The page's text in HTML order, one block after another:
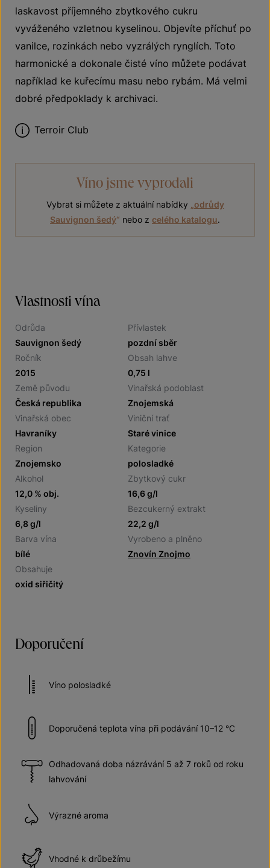
laskavost příjemného zbytkového cukru
vyváženého vzletnou kyselinou. Objevíte příchuť po
vanilce, rozinkách nebo vyzrálých rynglích. Toto
harmonické a dokonale čisté víno můžete podávat
například ke kuřecímu masu nebo rybám. Má velmi
dobré předpoklady k archivaci.
Terroir Club
Víno jsme vyprodali
Vybrat si můžete z aktuální nabídky
odrůdy
Sauvignon šedý“ nebo z celého katalogu.
Vlastnosti vína
Odrůda
Sauvignon šedý
Přívlastek
pozdní sběr
Ročník
2015
Obsah lahve
0,75 l
Země původu
Česká republika
Vinařská podoblast
Znojemská
Vinařská obec
Havraníky
Viniční trať
Staré vinice
Region
Znojemsko
Kategorie
polosladké
Alkohol
12,0 % obj.
Zbytkový cukr
16,6 g/l
Kyseliny
6,8 g/l
Bezcukerný extrakt
22,2 g/l
Barva vína
bílé
Vyrobeno a plněno
Znovín Znojmo
Obsahuje
oxid siřičitý
Doporučení
Víno polosladké
Doporučená teplota vína při podávání 10–12 °C
Odhadovaná doba názrávání 5 až 7 roků od roku
lahvování
Výrazné aroma
Vhodné k drůbežímu